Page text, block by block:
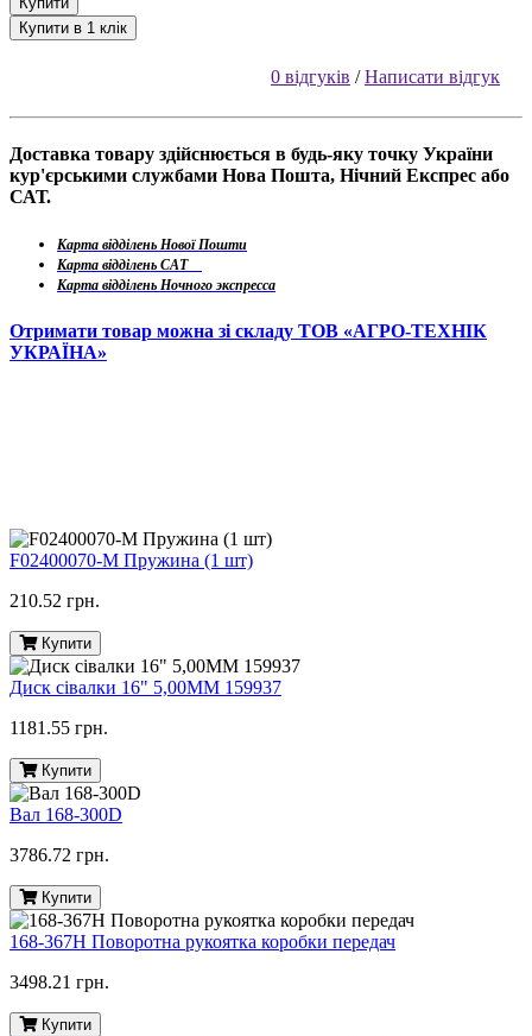
Купити в 1 клік
0 відгуків /Написати відгук
Доставка товару здійснюється в будь-яку точку України
кур'єрськими службами Нова Пошта, Нічний Експрес або
САТ.
Карта відділень Нової Пошти
Карта відділень САТ
Карта відділень Ночного экспресса
Отримати товар можна зі складу ТОВ «АГРО-ТЕХНІК
УКРАЇНА»
F02400070-M Пружина (1 шт)
210.52 грн.
Купити
Диск сівалки 16" 5,00ММ 159937
1181.55 грн.
Купити
Вал 168-300D
3786.72 грн.
Купити
168-367H Поворотна рукоятка коробки передач
3498.21 грн.
Купити